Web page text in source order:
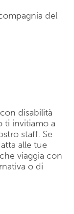
del
disabilità
ti invitiamo a
staff. Se
alle tue
viaggia con
o di